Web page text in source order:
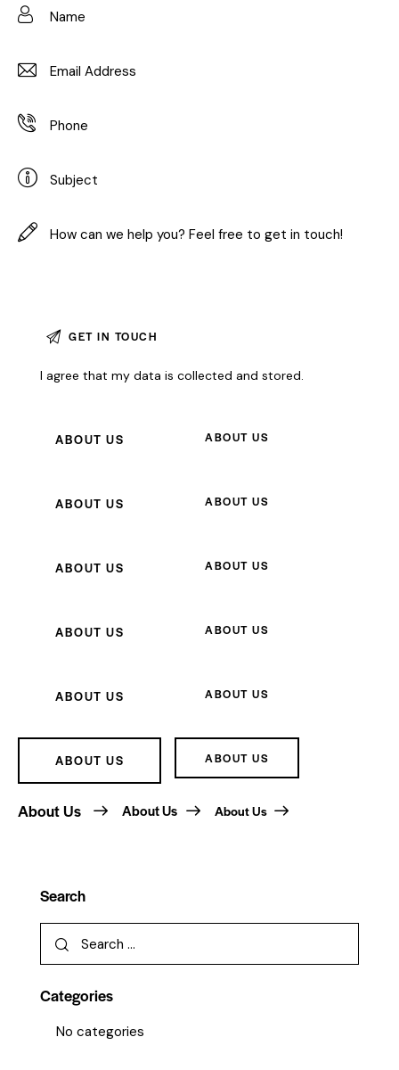
I agree that my data iscollected and stored.
ABOUT US ABOUT US
ABOUT US ABOUT US
ABOUT US ABOUT US
ABOUT US ABOUT US
ABOUT US ABOUT US
ABOUT US ABOUT US
About Us About Us About Us
Search
Categories
No categories